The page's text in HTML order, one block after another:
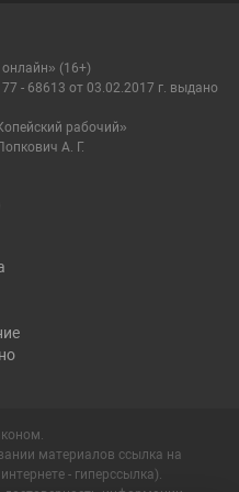
(16+)
- 68613 от 03.02.2017 г. выдано
рабочий»
А. Г.
материалов ссылка на
- гиперссылка).